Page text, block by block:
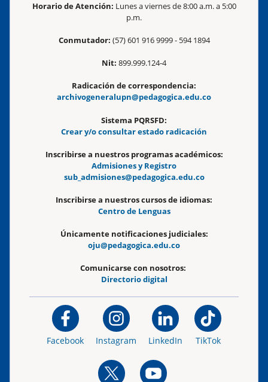
Horario de Atención: Lunes a viernes de 8:00 a.m. a 5:00
p.m.
Conmutador: (57) 601 916 9999 - 594 1894
Nit: 899.999.124-4
Radicación de correspondencia:
archivogeneralupn@pedagogica.edu.co
Sistema PQRSFD:
Crear y/o consultar estado radicación
Inscribirse a nuestros programas académicos:
Admisiones y Registro
sub_admisiones@pedagogica.edu.co
Inscribirse a nuestros cursos de idiomas:
Centro de Lenguas
Únicamente notificaciones judiciales:
oju@pedagogica.edu.co
Comunicarse con nosotros:
Directorio digital
Facebook Instagram LinkedIn TikTok